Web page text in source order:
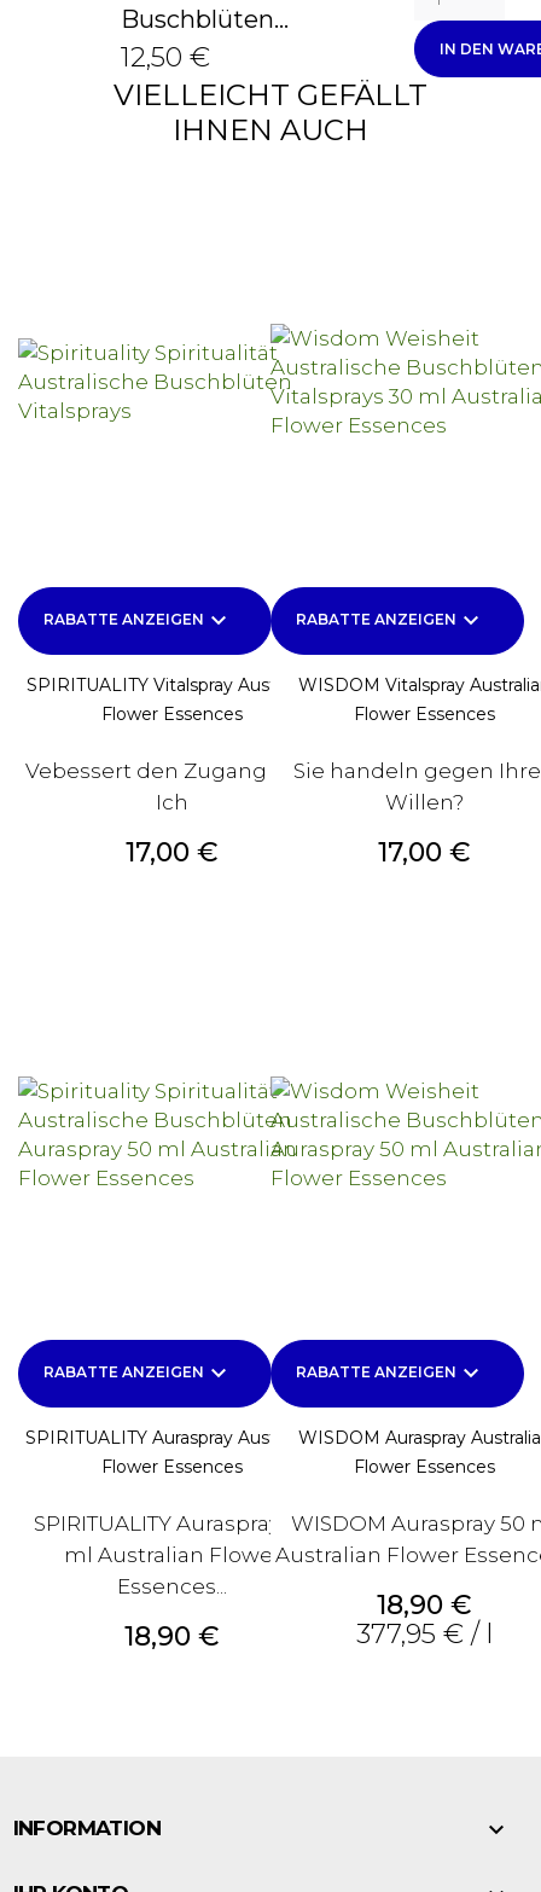
Buschblüten...
12,50 € IN DEN
VIELLEICHT GEFÄLLT
IHNEN AUCH
RABATTE ANZEIGEN keyboard_arrow_down
SPIRITUALITY Vitalspray Australian
Flower Essences
Vebessert den Zugang zum
Ich
Preis
17,00 €
RABATTE ANZEIGEN keyboard_arrow_down
WISDOM Vitalspray
Flower Essences
Sie handeln gegen
Willen?
Preis
17,00 €
RABATTE ANZEIGEN keyboard_arrow_down
SPIRITUALITY Auraspray Australian
Flower Essences
SPIRITUALITY Auraspray 50
ml Australian Flower
Essences...
Preis
18,90 €
RABATTE ANZEIGEN keyboard_arrow_down
WISDOM Auraspray
Flower Essences
WISDOM Auraspray 50
Australian Flower
Preis
18,90 €
377,95 € / l
INFORMATION 